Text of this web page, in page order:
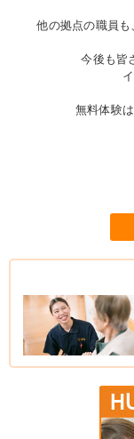
他の拠点の職員
今後も皆
無料体験